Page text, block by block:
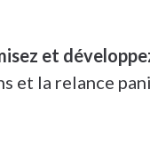
et
et la relance